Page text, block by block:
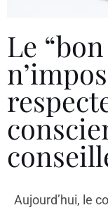
Le
Aujourd’hui, le